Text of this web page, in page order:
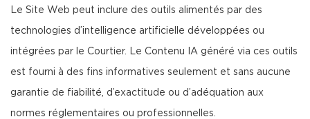
Le Site Web peut inclure des outils alimentés par des
technologies d’intelligence artificielle développées ou
intégrées par le Courtier. Le Contenu IA généré via ces outils
est fourni à des fins informatives seulement et sans aucune
garantie de fiabilité, d’exactitude ou d’adéquation aux
normes réglementaires ou professionnelles.